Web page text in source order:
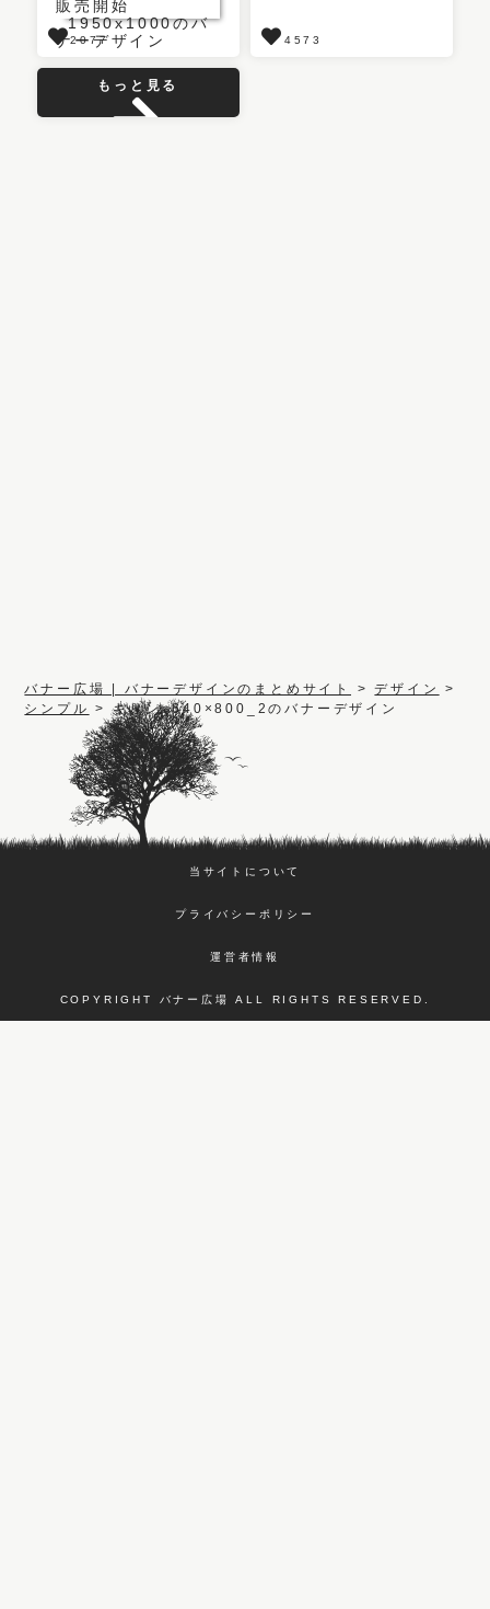
2077 4573
もっと見る
バナー広場 | バナーデザインのまとめサイト >デザイン
>
シンプル >キリン_640×800_2のバナーデザイン
当サイトについて
プライバシーポリシー
運営者情報
COPYRIGHT バナー広場 ALL RIGHTS RESERVED.